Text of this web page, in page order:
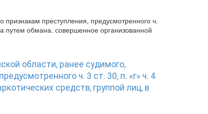
преступления, предусмотренного ч.
обмана. совершенное организованной
области, ранее судимого,
ч. 3 ст. 30, п. «г» ч. 4
средств, группой лиц, в